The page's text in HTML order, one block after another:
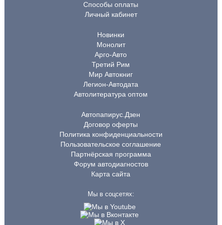
Способы оплаты
Личный кабинет
Новинки
Монолит
Арго-Авто
Третий Рим
Мир Автокниг
Легион-Автодата
Автолитература оптом
Автопапирус.Дзен
Договор оферты
Политика конфиденциальности
Пользовательское соглашение
Партнёрская программа
Форум автодиагностов
Карта сайта
Мы в соцсетях: